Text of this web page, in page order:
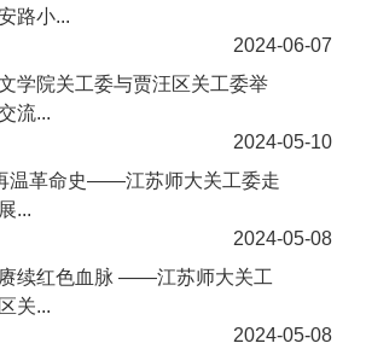
路小...
2024-06-07
学院关工委与贾汪区关工委举
流...
2024-05-10
温革命史——江苏师大关工委走
...
2024-05-08
续红色血脉 ——江苏师大关工
关...
2024-05-08